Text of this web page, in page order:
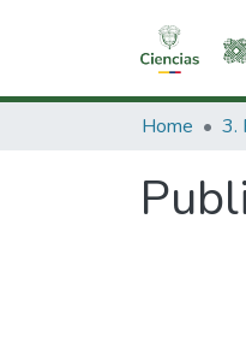
Home